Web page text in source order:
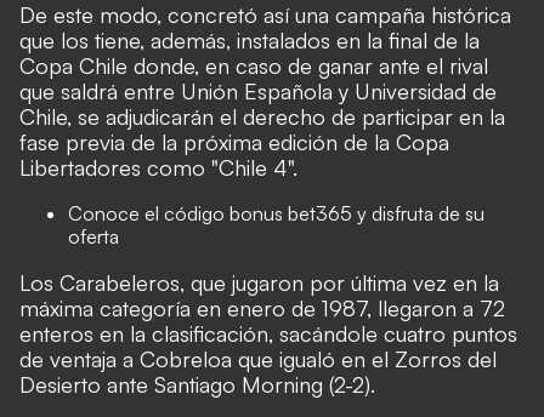
De este modo, concretó así una campaña histórica
que los tiene, además, instalados en la final de la
Copa Chile donde, en caso de ganar ante el rival
que saldrá entre Unión Española y Universidad de
Chile, se adjudicarán el derecho de participar en la
fase previa de la próxima edición de la Copa
Libertadores como "Chile 4".
Conoce el código bonus bet365 y disfruta de su
oferta
Los Carabeleros, que jugaron por última vez en la
máxima categoría en enero de 1987, llegaron a 72
enteros en la clasificación, sacándole cuatro puntos
de ventaja a Cobreloa que igualó en el Zorros del
Desierto ante Santiago Morning (2-2).